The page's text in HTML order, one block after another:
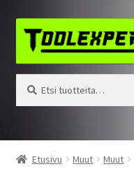
Siirry
navigointiin
Siirry
sisältöön
Tuotteet
Etusivu Muut Muut